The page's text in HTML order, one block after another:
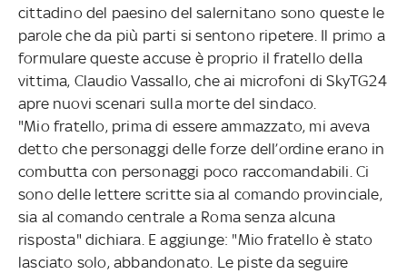
cittadino del paesino del salernitano sono queste le
parole che da più parti si sentono ripetere. Il primo a
formulare queste accuse è proprio il fratello della
vittima, Claudio Vassallo, che ai microfoni di SkyTG24
apre nuovi scenari sulla morte del sindaco.
"Mio fratello, prima di essere ammazzato, mi aveva
detto che personaggi delle forze dell’ordine erano in
combutta con personaggi poco raccomandabili. Ci
sono delle lettere scritte sia al comando provinciale,
sia al comando centrale a Roma senza alcuna
risposta" dichiara. E aggiunge: "Mio fratello è stato
lasciato solo, abbandonato. Le piste da seguire